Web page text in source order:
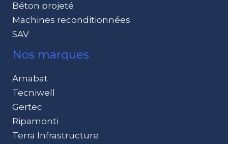
Béton projeté
Machines reconditionnées
SAV
Nos marques
Arnabat
Tecniwell
Gertec
Ripamonti
Terra Infrastructure